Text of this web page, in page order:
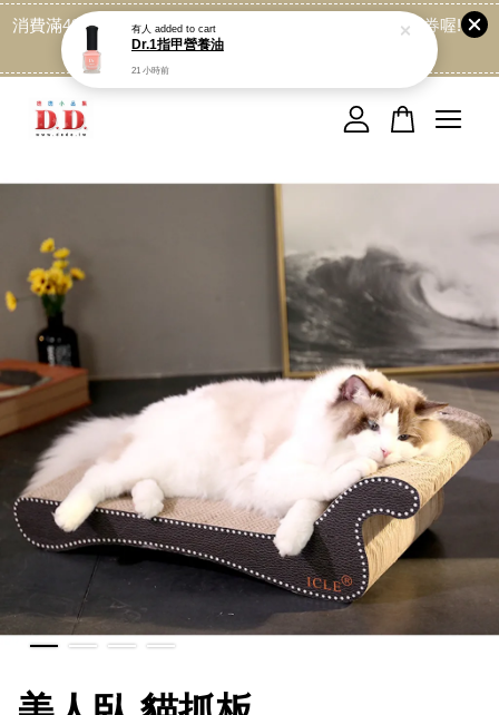
消費滿499免運喔, 記得加LINE:@dede168 領取專屬折扣券喔!
您的購物車目前還是空的。
有人added to cart
21 小時前